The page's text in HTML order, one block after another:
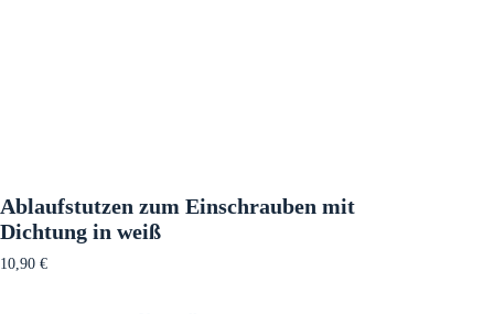
Ablaufstutzen zum Einschrauben mit
Dichtung in weiß
10,90 €